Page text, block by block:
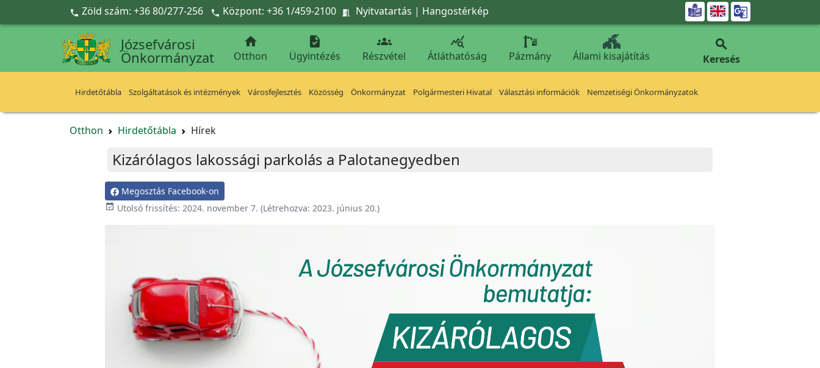
Ugrás a fő tartalomra
 Zöld szám: +36 80/277-256  Központ: +36 1/459-2100  Nyitvatartás | Hangostérkép 
Józsefvárosi
Önkormányzat

Otthon

Ügyintézés

Részvétel

Átláthatóság Pázmány Állami kisajátítás

Keresés
Hirdetőtábla Szolgáltatások és intézmények Városfejlesztés Közösség Önkormányzat Polgármesteri Hivatal Választási információk Nemzetiségi Önkormányzatok
Otthon Hirdetőtábla Hírek
Kizárólagos lakossági parkolás a Palotanegyedben
Megosztás Facebook-on
 Utolsó frissítés: 2024. november 7. (Létrehozva: 2023. június 20.)